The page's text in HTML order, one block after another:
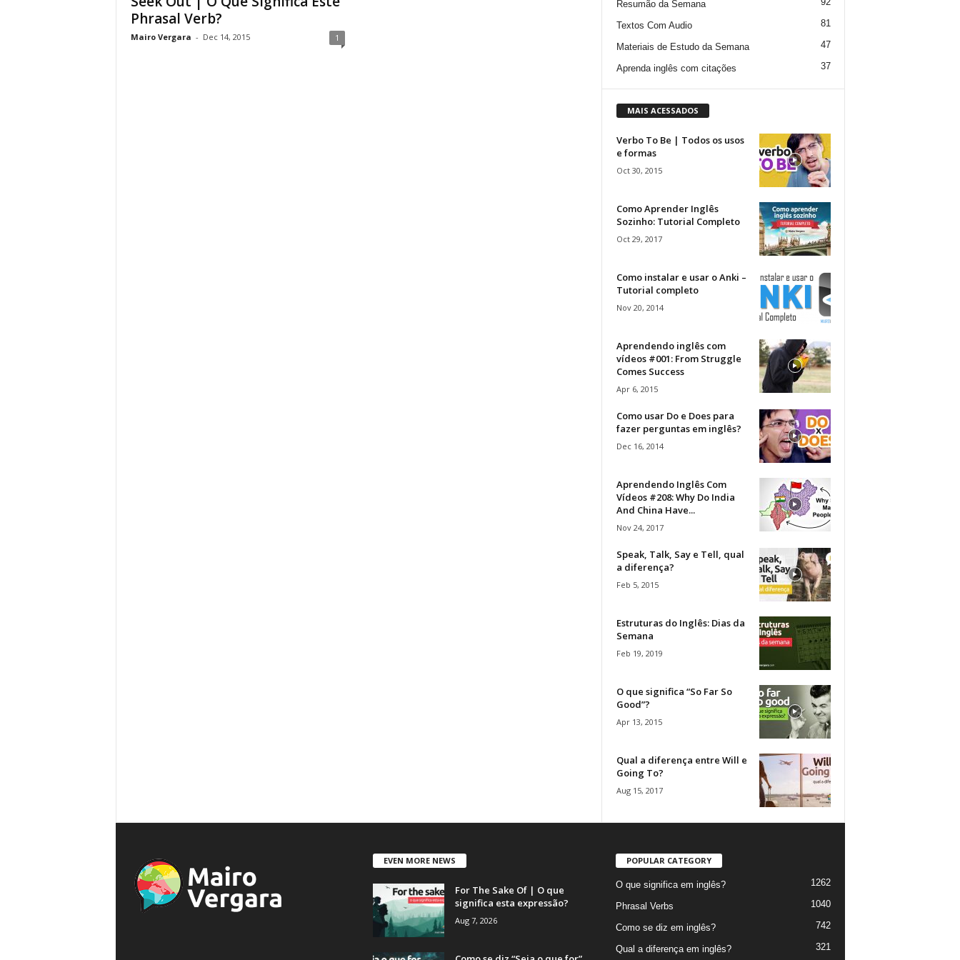
Phrasal Verb?
Mairo Vergara - Dec 14, 2015 1
Resumão da Semana
Textos Com Audio 81
Materiais de Estudo da Semana 47
Aprenda inglês com citações 37
MAIS ACESSADOS
Verbo To Be | Todos os usos
e formas
Oct 30, 2015
Como Aprender Inglês
Sozinho: Tutorial Completo
Oct 29, 2017
Como instalar e usar o Anki –
Tutorial completo
Nov 20, 2014
Aprendendo inglês com
vídeos #001: From Struggle
Comes Success
Apr 6, 2015
Como usar Do e Does para
fazer perguntas em inglês?
Dec 16, 2014
Aprendendo Inglês Com
Vídeos #208: Why Do India
And China Have...
Nov 24, 2017
Speak, Talk, Say e Tell, qual
a diferença?
Feb 5, 2015
Estruturas do Inglês: Dias da
Semana
Feb 19, 2019
O que significa “So Far So
Good”?
Apr 13, 2015
Qual a diferença entre Will e
Going To?
Aug 15, 2017
EVEN MORE NEWS
For The Sake Of | O que
significa esta expressão?
Aug 7, 2026
POPULAR CATEGORY
O que significa em inglês? 1262
Phrasal Verbs 1040
Como se diz em inglês? 742
Qual a diferença em inglês? 321